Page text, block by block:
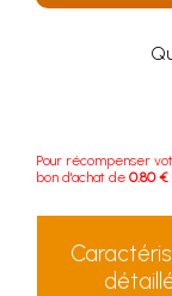
Pour récompenser
bon d'achat de 0.80 €